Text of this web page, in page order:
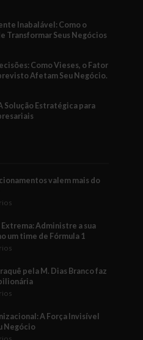
Inabalável: Como o
Transformar Seus Negócios
Como Vieses, o Fator
Afetam Seu Negócio.
Solução Estratégica para
valem mais do
Administre a sua
um time de Fórmula 1
pela M. Dias Branco faz
A Força Invisível
Negócio